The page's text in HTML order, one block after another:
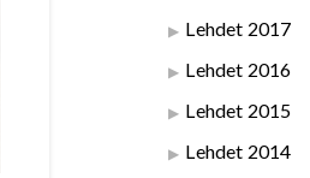
Lehdet 2017
Lehdet 2016
Lehdet 2015
Lehdet 2014